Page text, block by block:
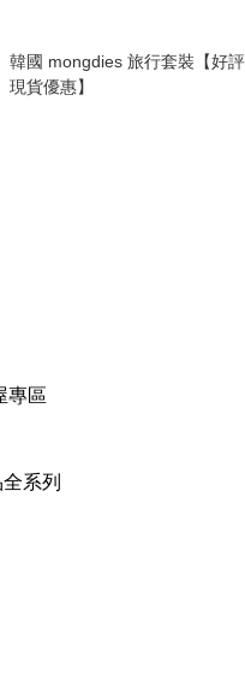
韓國 mongdies 旅行套裝【好
現貨優惠】
專區
系列